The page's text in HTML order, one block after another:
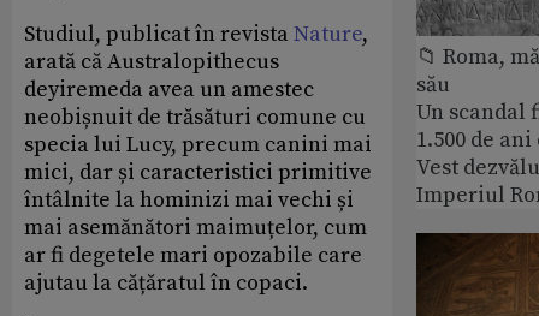
Studiul, publicat în revista Nature,
arată că Australopithecus
deyiremeda avea un amestec
neobișnuit de trăsături comune cu
specia lui Lucy, precum canini mai
mici, dar și caracteristici primitive
întâlnite la hominizi mai vechi și
mai asemănători maimuțelor, cum
ar fi degetele mari opozabile care
ajutau la cățăratul în copaci.
📁 Roma,
său
Un scandal
1.500 de
Vest
Imperiul